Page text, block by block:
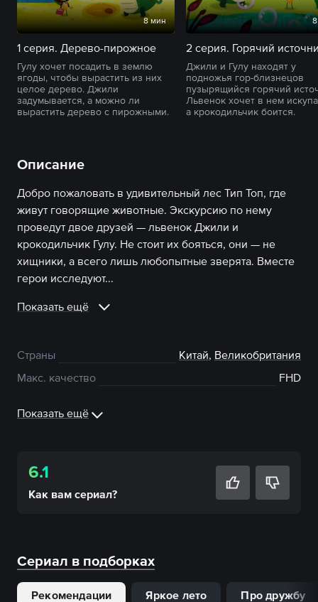
8 мин
1 серия. Дерево-пирожное
Гулу хочет посадить в землю
ягоды, чтобы вырастить из них
целое дерево. Джили
задумывается, а можно ли
вырастить дерево с пирожными.
Джили и Гулу находят у
подножья гор-близнецов
пузырящийся горячий
Львенок хочет в нем
а крокодильчик боится.
Описание
Добро пожаловать в удивительный лес Тип Топ, где
живут говорящие животные. Экскурсию по нему
проведут двое друзей — львенок Джили и
крокодильчик Гулу. Не стоит их бояться, они — не
хищники, а всего лишь любопытные зверята. Вместе
герои исследуют...
Показать ещё
Страны Китай, Великобритания
Макс. качество
FHD
Показать ещё
6.1
Как вам сериал?
Сериал в подборках
Рекомендации Яркое лето Про дружбу